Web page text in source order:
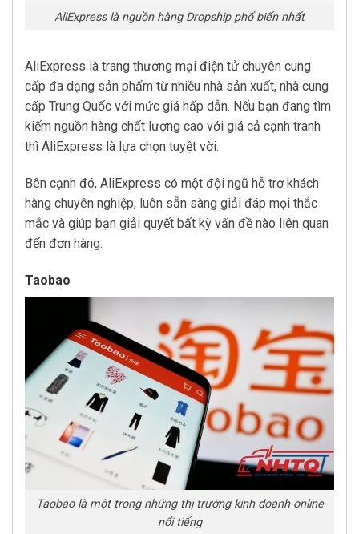
AliExpress là nguồn hàng Dropship phổ biến nhất
AliExpress là trang thương mại điện tử chuyên cung
cấp đa dạng sản phẩm từ nhiều nhà sản xuất, nhà cung
cấp Trung Quốc với mức giá hấp dẫn. Nếu bạn đang tìm
kiếm nguồn hàng chất lượng cao với giá cả cạnh tranh
thì AliExpress là lựa chọn tuyệt vời.
Bên cạnh đó, AliExpress có một đội ngũ hỗ trợ khách
hàng chuyên nghiệp, luôn sẵn sàng giải đáp mọi thắc
mắc và giúp bạn giải quyết bất kỳ vấn đề nào liên quan
đến đơn hàng.
Taobao
Taobao là một trong những thị trường kinh doanh online
nổi tiếng